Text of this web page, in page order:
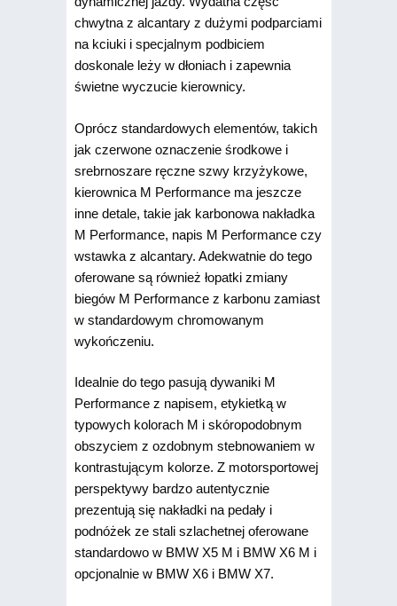
chwytna z alcantary z dużymi podparciami
na kciuki i specjalnym podbiciem
doskonale leży w dłoniach i zapewnia
świetne wyczucie kierownicy.
Oprócz standardowych elementów, takich
jak czerwone oznaczenie środkowe i
srebrnoszare ręczne szwy krzyżykowe,
kierownica M Performance ma jeszcze
inne detale, takie jak karbonowa nakładka
M Performance, napis M Performance czy
wstawka z alcantary. Adekwatnie do tego
oferowane są również łopatki zmiany
biegów M Performance z karbonu zamiast
w standardowym chromowanym
wykończeniu.
Idealnie do tego pasują dywaniki M
Performance z napisem, etykietką w
typowych kolorach M i skóropodobnym
obszyciem z ozdobnym stebnowaniem w
kontrastującym kolorze. Z motorsportowej
perspektywy bardzo autentycznie
prezentują się nakładki na pedały i
podnóżek ze stali szlachetnej oferowane
standardowo w BMW X5 M i BMW X6 M i
opcjonalnie w BMW X6 i BMW X7.